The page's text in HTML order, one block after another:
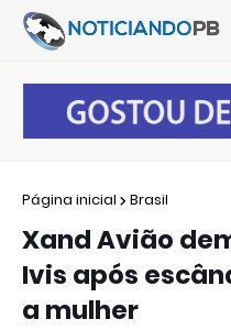
Página inicial Brasil
Xand Avião
Ivis após
a mulher